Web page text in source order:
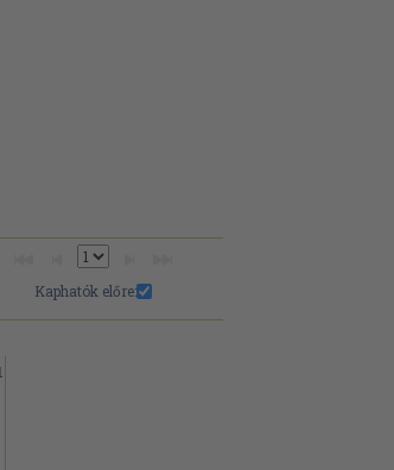
Kaphatók előre: